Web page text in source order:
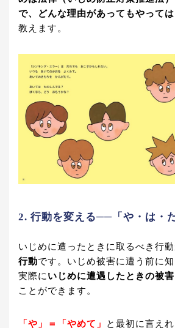
で、どんな理由があってもやって
教えます。
2. 行動を変える──「や・は・
いじめに遭ったときに取るべき行
行動です。いじめ被害に遭う前に知
実際に いじめに遭遇したときの被
ことができます。
「や」＝「やめて」
と最初に言え